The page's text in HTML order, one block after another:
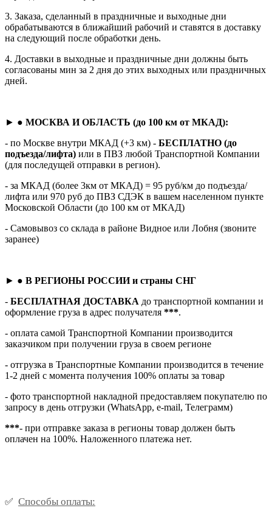
3. Заказа, сделанный в праздничные и выходные дни
обрабатываются в ближайший рабочий и ставятся в доставку
на следующий после обработки день.
4. Доставки в выходные и праздничные дни должны быть
согласованы мин за 2 дня до этих выходных или праздничных
дней.
► ● МОСКВА И ОБЛАСТЬ (до 100 км от МКАД):
- по Москве внутри МКАД (+3 км) - БЕСПЛАТНО (до
подъезда/лифта) или в ПВЗ любой Транспортной Компании
(для последущей отправки в регион).
- за МКАД (более 3км от МКАД) = 95 руб/км до подъезда/
лифта или 970 руб до ПВЗ СДЭК в вашем населенном пункте
Московской Области (до 100 км от МКАД)
- Самовывоз со склада в районе Видное или Лобня (звоните
заранее)
► ● В РЕГИОНЫ РОССИИ и страны СНГ
- БЕСПЛАТНАЯ ДОСТАВКА до транспортной компании и
оформление груза в адрес получателя ***.
- оплата самой Транспортной Компании производится
заказчиком при получении груза в своем регионе
- отгрузка в Транспортные Компании производится в течение
1-2 дней с момента получения 100% оплаты за товар
- фото транспортной накладной предоставляем покупателю по
запросу в день отгрузки (WhatsApp, e-mail, Телеграмм)
***- при отправке заказа в регионы товар должен быть
оплачен на 100%. Наложенного платежа нет.
✅ Способы оплаты: